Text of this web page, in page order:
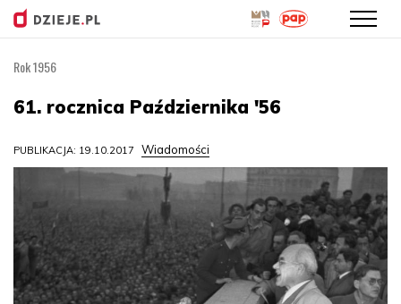
treści
Rok 1956
61. rocznica Października '56
PUBLIKACJA: 19.10.2017 Wiadomości